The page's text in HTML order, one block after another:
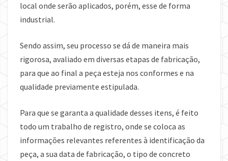
local onde serão aplicados, porém, esse de forma
industrial.
Sendo assim, seu processo se dá de maneira mais
rigorosa, avaliado em diversas etapas de fabricação,
para que ao final a peça esteja nos conformes e na
qualidade previamente estipulada.
Para que se garanta a qualidade desses itens, é feito
todo um trabalho de registro, onde se coloca as
informações relevantes referentes à identificação da
peça, a sua data de fabricação, o tipo de concreto